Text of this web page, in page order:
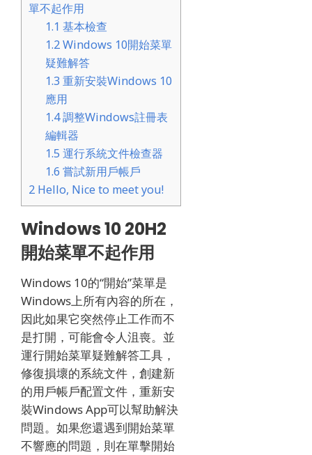
單不起作用
1.1 基本檢查
1.2Windows 10開始菜單
疑難解答
1.3 重新安裝Windows 10
應用
1.4調整Windows註冊表
編輯器
1.5 運行系統文件檢查器
1.6 嘗試新用戶帳戶
2 Hello, Nice to meet you!
Windows 10 20H2
開始菜單不起作用
Windows 10的“開始”菜單是
Windows上所有內容的所在，
因此如果它突然停止工作而不
是打開，可能會令人沮喪。 並
運行開始菜單疑難解答工具，
修復損壞的系統文件，創建新
的用戶帳戶配置文件，重新安
裝Windows App可以幫助解決
問題。 如果您還遇到開始菜單
不響應的問題，則在單擊開始